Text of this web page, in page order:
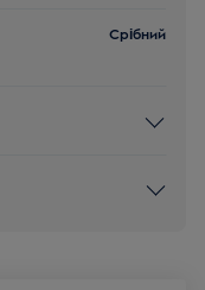
Срібний